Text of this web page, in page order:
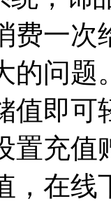
费一次
的问
值即可
置充值
，在线